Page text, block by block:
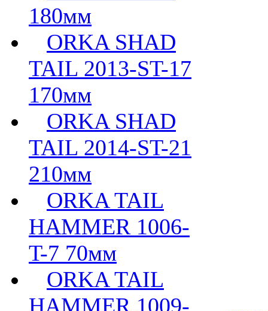
180мм
ORKA SHAD
TAIL 2013-ST-17
170мм
ORKA SHAD
TAIL 2014-ST-21
210мм
ORKA TAIL
HAMMER 1006-
T-7 70мм
ORKA TAIL
HAMMER 1009-